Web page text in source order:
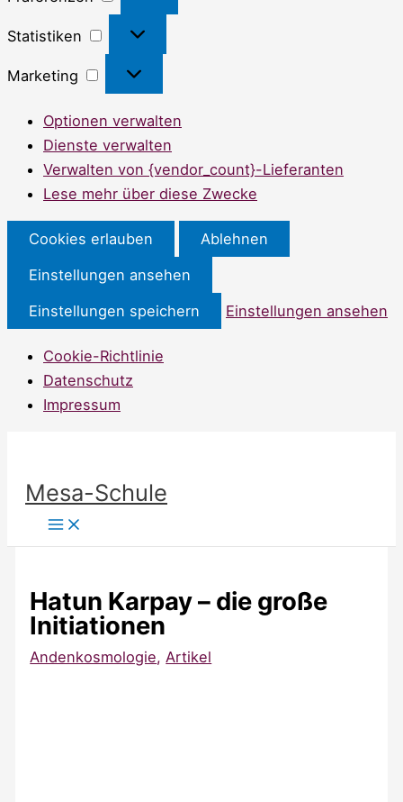
Statistiken
Statistiken
Marketing
Marketing
Optionen verwalten
Dienste verwalten
Verwalten von {vendor_count}-Lieferanten
Lese mehr über diese Zwecke
Cookies erlauben
Ablehnen
Einstellungen ansehen
Einstellungen speichern
Einstellungen ansehen
Cookie-Richtlinie
Datenschutz
Impressum
springen
Mesa-Schule
Hatun Karpay – die große
Initiationen
Andenkosmologie,Artikel